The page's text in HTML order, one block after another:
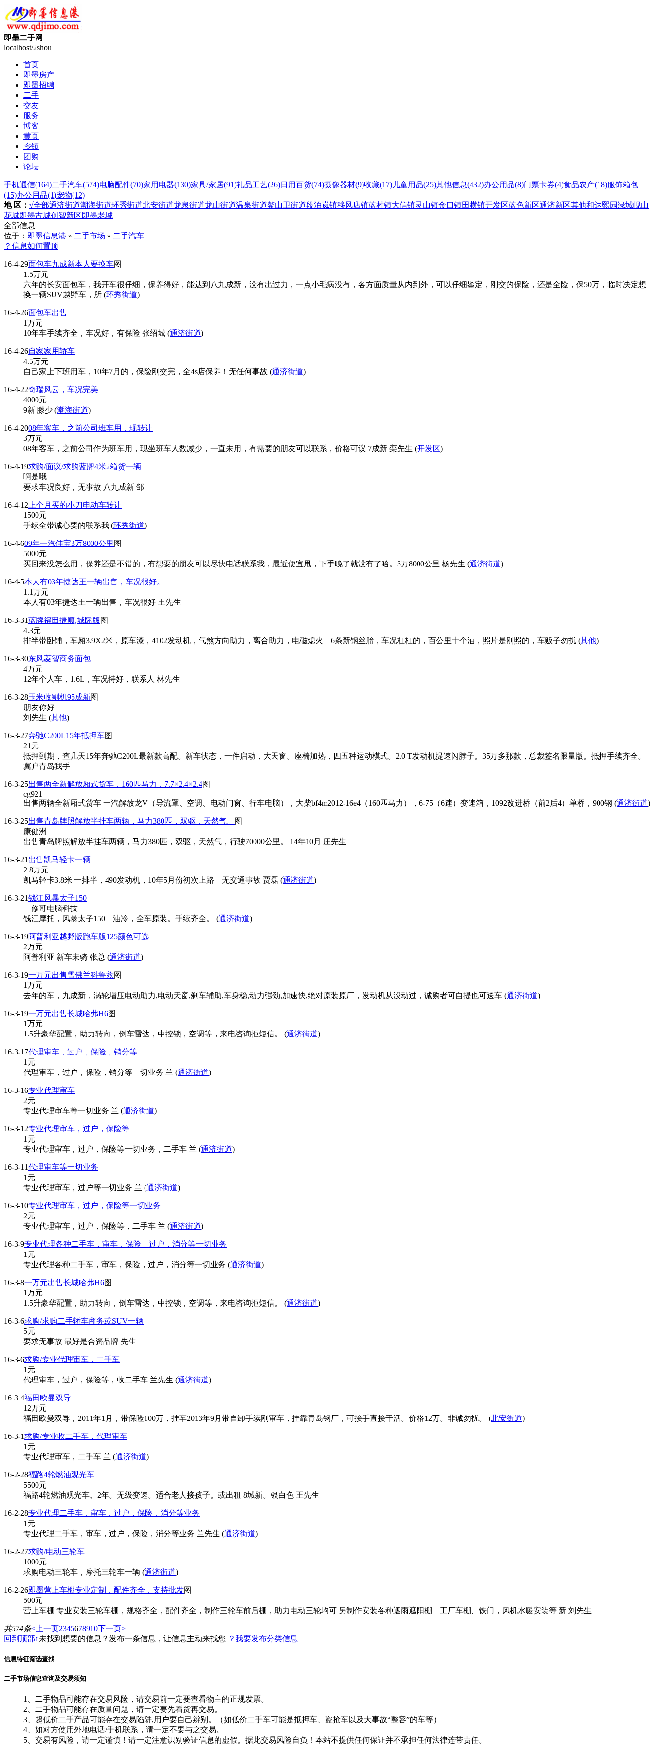
即墨二手网
localhost/2shou
首页
即墨房产
即墨招聘
二手
交友
服务
博客
黄页
乡镇
团购
论坛
手机通信(164)二手汽车(574)电脑配件(70)家用电器(130)家具/家居(91)礼品工艺(26)日用百货(74)摄像器材(9)收藏(17) 儿童用品(25)其他信息(432)办公用品(8)门票卡券(4)食品农产(18)服饰箱包
(15)办公用品(1)宠物(12)
地 区： √全部通济街道潮海街道环秀街道北安街道龙泉街道龙山街道温泉街道鳌山卫街道段泊岚镇移风店镇蓝村镇大信镇灵山镇金口镇田横镇开发区蓝色新区通济新区其他和达熙园绿城岘山
花城即墨古城创智新区即墨老城
全部信息
位于： 即墨信息港 » 二手市场 » 二手汽车
？信息如何置顶
16-4-29面包车九成新本人要换车图
1.5万元
六年的长安面包车，我开车很仔细，保养得好，能达到八九成新，没有出过力，一点小毛病没有，各方面质量从内到外，可以仔细鉴定，刚交的保险，还是全险，保50万，临时决定想
换一辆SUV越野车，所 (环秀街道)
16-4-26面包车出售
1万元
10年车手续齐全，车况好，有保险 张绍城 (通济街道)
16-4-26自家家用轿车
4.5万元
自己家上下班用车，10年7月的，保险刚交完，全4s店保养！无任何事故 (通济街道)
16-4-22奇瑞风云，车况完美
4000元
9新 滕少 (潮海街道)
16-4-2008年客车，之前公司班车用，现转让
3万元
08年客车，之前公司作为班车用，现坐班车人数减少，一直未用，有需要的朋友可以联系，价格可议 7成新 栾先生 (开发区)
16-4-19求购/面议/求购蓝牌4米2箱货一辆，
啊是哦
要求车况良好，无事故 八九成新 邹
16-4-12 上个月买的小刀电动车转让
1500元
手续全带诚心要的联系我 (环秀街道)
16-4-609年一汽佳宝3万8000公里 图
5000元
买回来没怎么用，保养还是不错的，有想要的朋友可以尽快电话联系我，最近便宜甩，下手晚了就没有了哈。3万8000公里 杨先生 (通济街道)
16-4-5本人有03年捷达王一辆出售，车况很好。
1.1万元
本人有03年捷达王一辆出售，车况很好 王先生
16-3-31蓝牌福田捷顺,城际版 图
4.3元
排半带卧铺，车厢3.9X2米，原车漆，4102发动机，气煞方向助力，离合助力，电磁熄火，6条新钢丝胎，车况杠杠的，百公里十个油，照片是刚照的，车贩子勿扰 (其他)
16-3-30东风菱智商务面包
4万元
12年个人车，1.6L，车况特好，联系人 林先生
16-3-28玉米收割机95成新图
朋友你好
刘先生 (其他)
16-3-27奔驰C200L15年抵押车图
21 元
抵押到期，查几天15年奔驰C200L最新款高配。新车状态，一件启动，大天窗。座椅加热，四五种运动模式。2.0 T发动机提速闪脖子。35万多那款，总裁签名限量版。抵押手续齐全。
冀户青岛我手
16-3-25出售两全新解放厢式货车，160匹马力，7.7×2.4×2.4图
cg921
出售两辆全新厢式货车 一汽解放龙V（导流罩、空调、电动门窗、行车电脑），大柴bf4m2012-16e4（160匹马力），6-75（6速）变速箱，1092改进桥（前2后4）单桥，900钢 (通济街道)
16-3-25出售青岛牌照解放半挂车两辆，马力380匹，双驱，天然气。
图
康健洲
出售青岛牌照解放半挂车两辆，马力380匹，双驱，天然气，行驶70000公里。 14年10月 庄先生
16-3-21 出售凯马轻卡一辆
2.8万元
凯马轻卡3.8米 一排半，490发动机，10年5月份初次上路，无交通事故 贾磊 (通济街道)
16-3-21钱江风暴太子150
一修哥电脑科技
钱江摩托，风暴太子150，油冷，全车原装。手续齐全。 (通济街道)
16-3-19阿普利亚越野版跑车版125颜色可选
2万元
阿普利亚 新车未骑 张总 (通济街道)
16-3-19一万元出售雪佛兰科鲁兹图
1万元
去年的车，九成新，涡轮增压电动助力,电动天窗,刹车辅助,车身稳,动力强劲,加速快,绝对原装原厂，发动机从没动过，诚购者可自提也可送车 (通济街道)
16-3-19一万元出售长城哈弗H6图
1万元
1.5升豪华配置，助力转向，倒车雷达，中控锁，空调等，来电咨询拒短信。 (通济街道)
16-3-17代理审车，过户，保险，销分等
1 元
代理审车，过户，保险，销分等一切业务 兰 (通济街道)
16-3-16专业代理审车
2元
专业代理审车等一切业务 兰 (通济街道)
16-3-12专业代理审车，过户，保险等
1 元
专业代理审车，过户，保险等一切业务，二手车 兰 (通济街道)
16-3-11代理审车等一切业务
1 元
专业代理审车，过户等一切业务 兰 (通济街道)
16-3-10专业代理审车，过户，保险等一切业务
2元
专业代理审车，过户，保险等，二手车 兰 (通济街道)
16-3-9专业代理各种二手车，审车，保险，过户，消分等一切业务
1 元
专业代理各种二手车，审车，保险，过户，消分等一切业务 (通济街道)
16-3-8一万元出售长城哈弗H6图
1万元
1.5升豪华配置，助力转向，倒车雷达，中控锁，空调等，来电咨询拒短信。 (通济街道)
16-3-6求购/求购二手轿车商务或SUV一辆
5元
要求无事故 最好是合资品牌 先生
16-3-6求购/专业代理审车，二手车
1 元
代理审车，过户，保险等，收二手车 兰先生 (通济街道)
16-3-4福田欧曼双导
12万元
福田欧曼双导，2011年1月，带保险100万，挂车2013年9月带自卸手续刚审车，挂靠青岛钢厂，可接手直接干活。价格12万。非诚勿扰。 (北安街道)
16-3-1求购/专业收二手车，代理审车
1 元
专业代理审车，二手车 兰 (通济街道)
16-2-28福路4轮燃油观光车
5500元
福路4轮燃油观光车。2年。无级变速。适合老人接孩子。或出租 8城新。银白色 王先生
16-2-28专业代理二手车，审车，过户，保险，消分等业务
1 元
专业代理二手车，审车，过户，保险，消分等业务 兰先生 (通济街道)
16-2-27求购/电动三轮车
1000元
求购电动三轮车，摩托三轮车一辆 (通济街道)
16-2-26即墨营上车棚专业定制，配件齐全，支持批发图
500元
营上车棚 专业安装三轮车棚，规格齐全，配件齐全，制作三轮车前后棚，助力电动三轮均可 另制作安装各种遮雨遮阳棚，工厂车棚、铁门，风机水暖安装等 新 刘先生
共574条<上一页2345678910下一页>
回到顶部↑未找到想要的信息？发布一条信息，让信息主动来找您 ？我要发布分类信息
信息特征筛选查找
二手市场信息查询及交易须知
1、二手物品可能存在交易风险，请交易前一定要查看物主的正规发票。
2、二手物品可能存在质量问题，请一定要先看货再交易。
3、超低价二手产品可能存在交易陷阱,用户要自己辨别。（如低价二手车可能是抵押车、盗抢车以及大事故“整容”的车等）
4、如对方使用外地电话/手机联系，请一定不要与之交易。
5、交易有风险，请一定谨慎！请一定注意识别验证信息的虚假。据此交易风险自负！本站不提供任何保证并不承担任何法律连带责任。